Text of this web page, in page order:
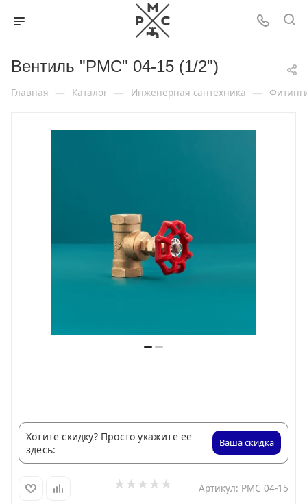
Вентиль "РМС" 04-15 (1/2")
Главная — Каталог — Инженерная сантехника —
Хотите скидку? Просто укажите ее
здесь:
Ваша скидка
Артикул: РМС 04-15